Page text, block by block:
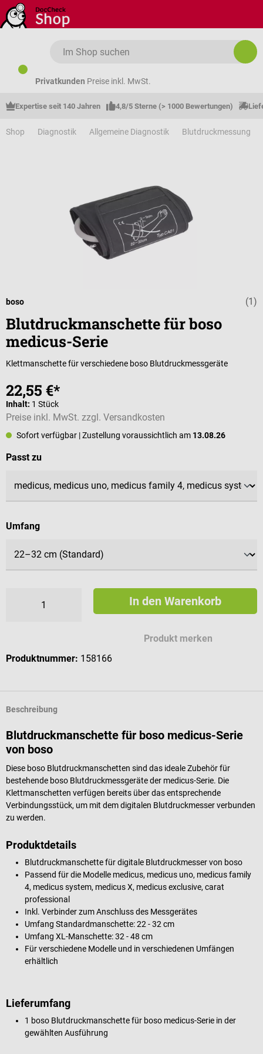
Zum Hauptinhalt springen
Privatkunden Preise inkl. MwSt.
Expertise seit 140 Jahren 4,8/5 Sterne (> 1000 Bewertungen)
Shop Diagnostik Allgemeine Diagnostik Blutdruckmessung
(1)
boso
Blutdruckmanschette für boso
medicus-Serie
Klettmanschette für verschiedene boso Blutdruckmessgeräte
22,55 €*
Inhalt: 1 Stück
Preise inkl. MwSt. zzgl. Versandkosten
Sofort verfügbar | Zustellung voraussichtlich am 13.08.26
Passt zuauswählen
Umfangauswählen
In den Warenkorb
Produkt merken
Produktnummer: 158166
Beschreibung
Blutdruckmanschette für boso medicus-Serie
von boso
Diese boso Blutdruckmanschetten sind das ideale Zubehör für
bestehende boso Blutdruckmessgeräte der medicus-Serie. Die
Klettmanschetten verfügen bereits über das entsprechende
Verbindungsstück, um mit dem digitalen Blutdruckmesser verbunden
zu werden.
Produktdetails
Blutdruckmanschette für digitale Blutdruckmesser von boso
Passend für die Modelle medicus, medicus uno, medicus family
4, medicus system, medicus X, medicus exclusive, carat
professional
Inkl. Verbinder zum Anschluss des Messgerätes
Umfang Standardmanschette: 22 - 32 cm
Umfang XL-Manschette: 32 - 48 cm
Für verschiedene Modelle und in verschiedenen Umfängen
erhältlich
Lieferumfang
1 boso Blutdruckmanschette für boso medicus-Serie in der
gewählten Ausführung